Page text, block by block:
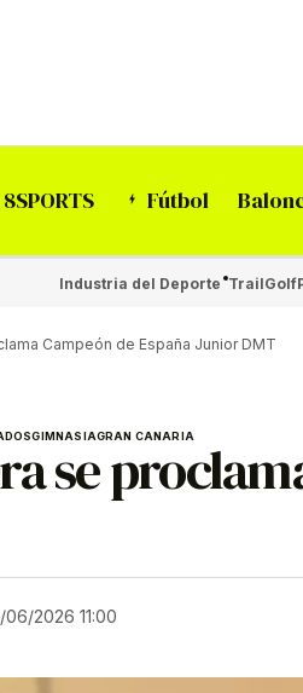
Fútbol
Industria del Deporte TrailGolf
Campeón de España Junior DMT
GIMNASIAGRAN CANARIA
se
2026 11:00